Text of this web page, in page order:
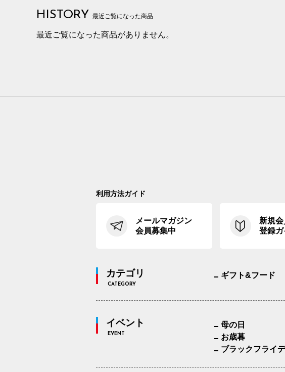
HISTORY 最近ご覧になった商品
最近ご覧になった商品がありません。
利用方法ガイド
メールマガジン
会員募集中
新規会
登録ガ
カテゴリ
CATEGORY
ギフト&フード
イベント
EVENT
母の日
お歳暮
ブラックフライ